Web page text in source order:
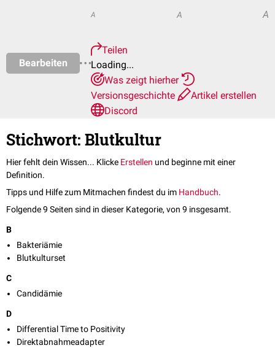
Bearbeiten
A A A
Teilen
Loading...
Was zeigt hierher
Versionsgeschichte
Artikel erstellen
Discord
Stichwort: Blutkultur
Hier fehlt dein Wissen... Klicke Erstellen und beginne mit einer
Definition.
Tipps und Hilfe zum Mitmachen findest du im Handbuch.
Folgende 9 Seiten sind in dieser Kategorie, von 9 insgesamt.
B
Bakteriämie
Blutkulturset
C
Candidämie
D
Differential Time to Positivity
Direktabnahmeadapter